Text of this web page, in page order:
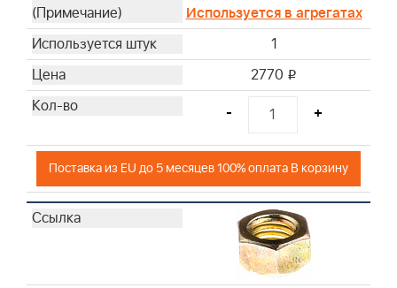
Используется в агрегатах
1
2770 i
- +
Поставка из EU до 5 месяцев 100% оплата В корзину